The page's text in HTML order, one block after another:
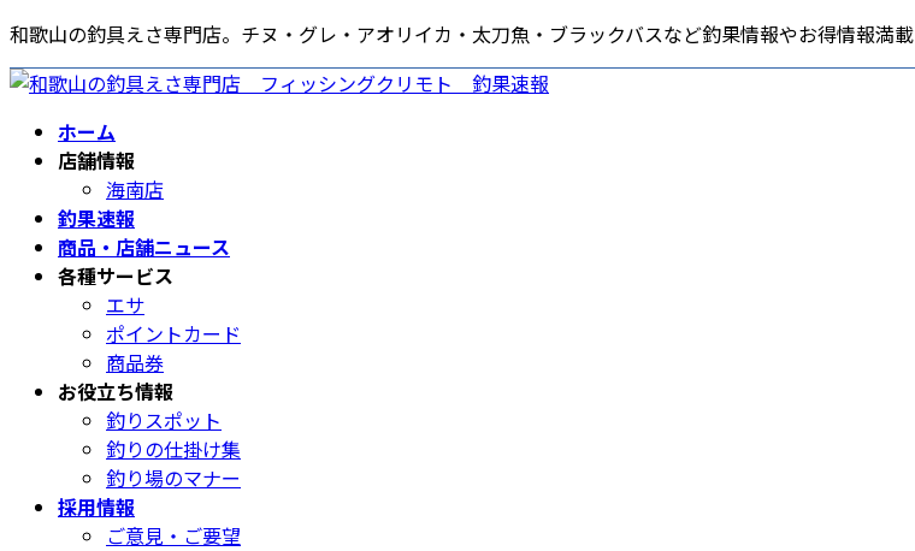
コ
ン
テ
ナ
ビ
ゲ
和歌山の釣具えさ専門店。チヌ・グレ・アオリイカ・太刀魚・ブラックバスなど釣果情報やお得情報満載
ホーム
店舗情報
海南店
釣果速報
商品・店舗ニュース
各種サービス
エサ
ポイントカード
商品券
お役立ち情報
釣りスポット
釣りの仕掛け集
釣り場のマナー
採用情報
ご意見・ご要望